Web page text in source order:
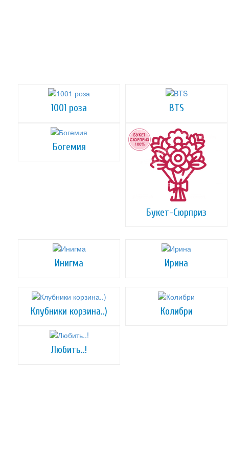
1001 роза BTS
Богемия
Букет-Сюрприз
Инигма Ирина
Клубники корзина..) Колибри
Любить..!